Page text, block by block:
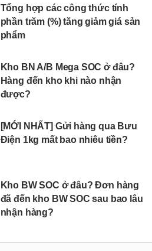
Tổng hợp các công thức tính
phần trăm (%) tăng giảm giá sản
phẩm
Kho BN A/B Mega SOC ở đâu?
Hàng đến kho khi nào nhận
được?
[MỚI NHẤT] Gửi hàng qua Bưu
Điện 1kg mất bao nhiêu tiền?
Kho BW SOC ở đâu? Đơn hàng
đã đến kho BW SOC sau bao lâu
nhận hàng?